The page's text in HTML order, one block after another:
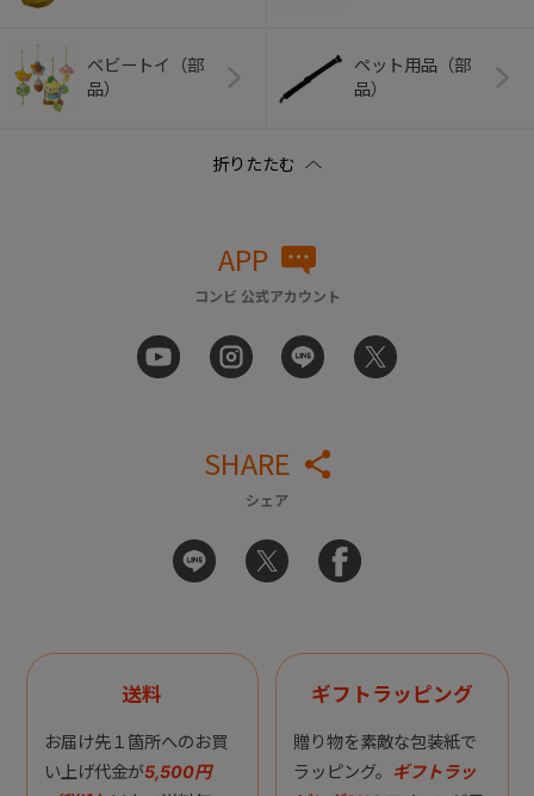
ベビートイ（部
品）
ペット用品（部
品）
APP
コンビ 公式アカウント
SHARE
シェア
送料
お届け先１箇所へのお買
い上げ代金が5,500円
ギフトラッピング
贈り物を素敵な包装紙で
ラッピング。 ギフトラッ